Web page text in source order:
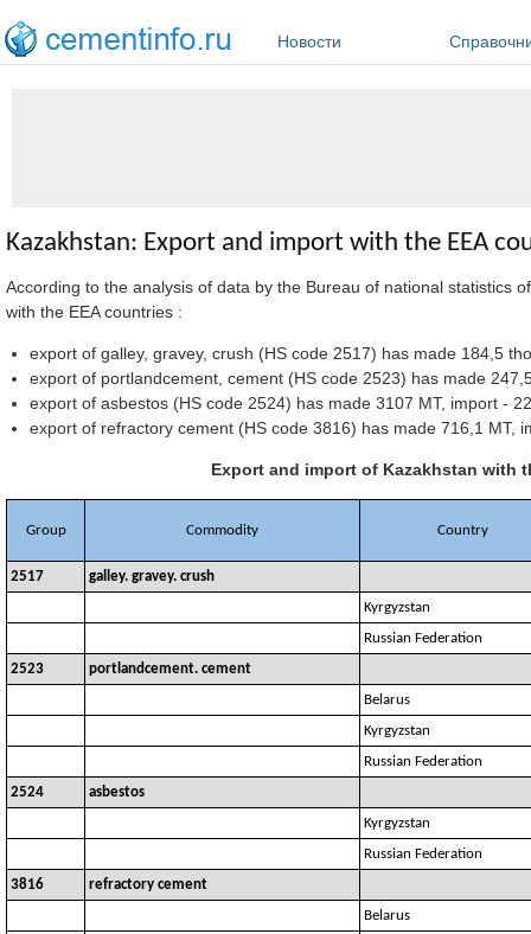
Новости
Kazakhstan: Export and import with the EEA
According to the analysis of data by the Bureau of national statistics
with the EEA countries :
export of galley, gravey, crush (HS code 2517) has made 184,5
export of portlandcement, cement (HS code 2523) has made
export of asbestos (HS code 2524) has made 3107 MT, import -
export of refractory cement (HS code 3816) has made 716,1 MT,
Export and import of Kazakhstan with
Group Commodity Country
2517
galley. gravey. crush
Kyrgyzstan
Russian Federation
2523
portlandcement. cement
Belarus
Kyrgyzstan
Russian Federation
2524
asbestos
Kyrgyzstan
Russian Federation
3816
refractory cement
Belarus